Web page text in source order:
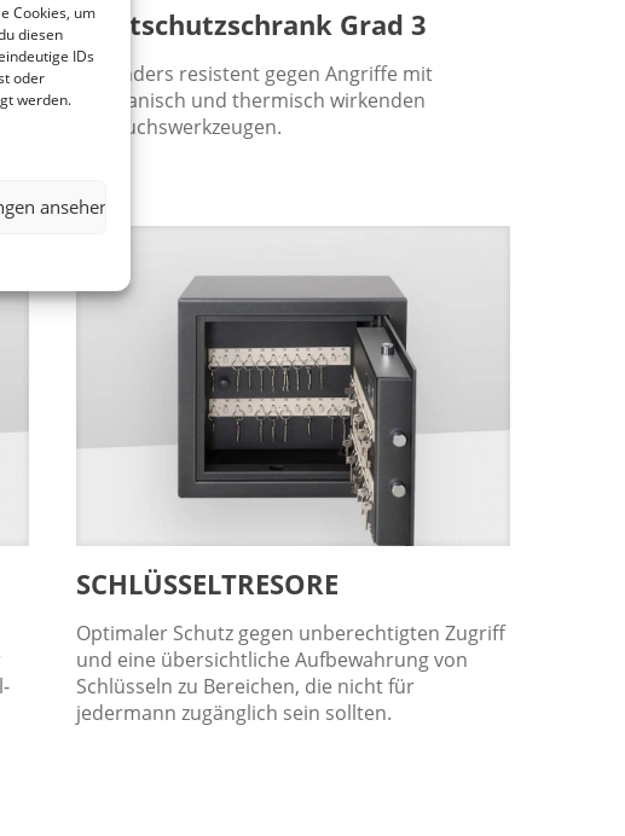
Cookies, um
diesen
IDs
oder
werden.
ansehen
Wertschutzschrank Grad 3
Besonders resistent gegen Angriffe mit
mechanisch und thermisch wirkenden
Einbruchswerkzeugen.
SCHLÜSSEL­TRESORE
Optimaler Schutz gegen unberechtigten Zugriff
und eine übersichtliche Aufbewahrung von
Schlüsseln zu Bereichen, die nicht für
jedermann zugänglich sein sollten.